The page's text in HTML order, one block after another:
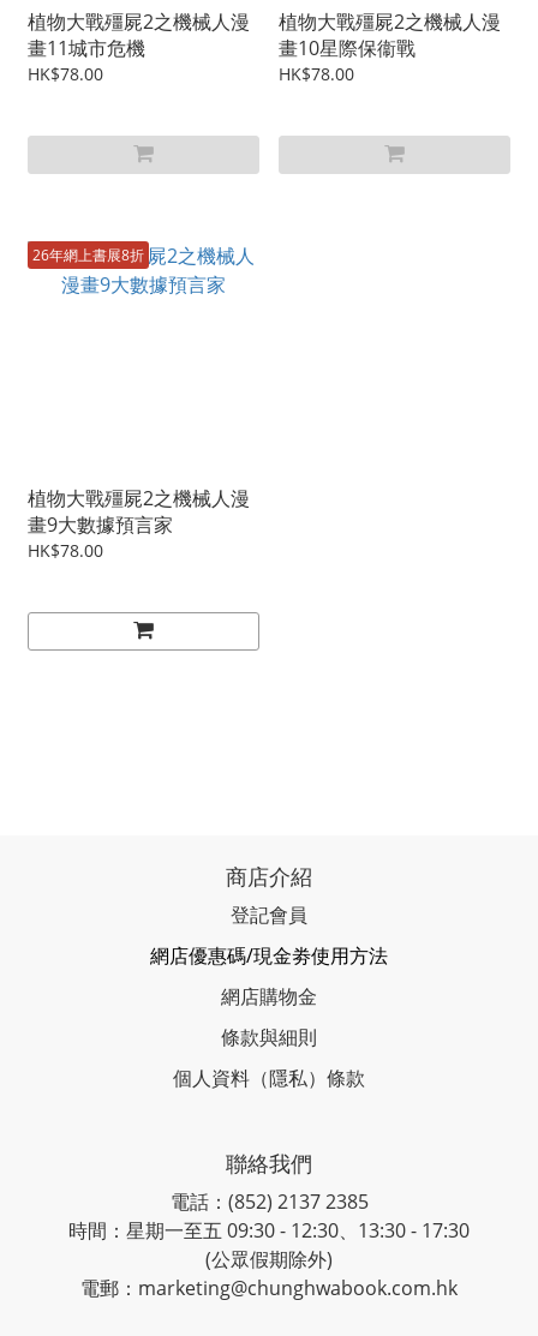
植物大戰殭屍2之機械人漫
畫11城市危機
HK$78.00
植物大戰殭屍2之機械人漫
畫10星際保衞戰
HK$78.00
26年網上書展8折
植物大戰殭屍2之機械人漫
畫9大數據預言家
HK$78.00
商店介紹
登記會員
網店優惠碼/現金劵使用方法
網店購物金
條款與細則
個人資料（隱私）條款
聯絡我們
電話：(852) 2137 2385
時間：星期一至五 09:30 - 12:30、13:30 - 17:30
(公眾假期除外)
電郵：marketing@chunghwabook.com.hk